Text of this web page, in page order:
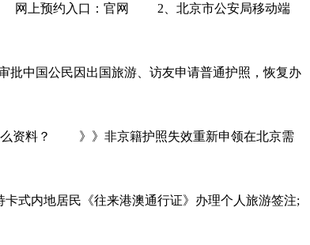
上预约入口：官网 2、北京市公安局移动端
国公民因出国旅游、访友申请普通护照，恢复办
资料？ 》》非京籍护照失效重新申领在北京需
内地居民《往来港澳通行证》办理个人旅游签注;